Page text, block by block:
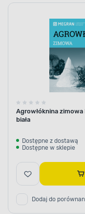
Agrowłóknina zimowa
biała
Dostępne z dostawą
Dostępne w sklepie
Dodaj do